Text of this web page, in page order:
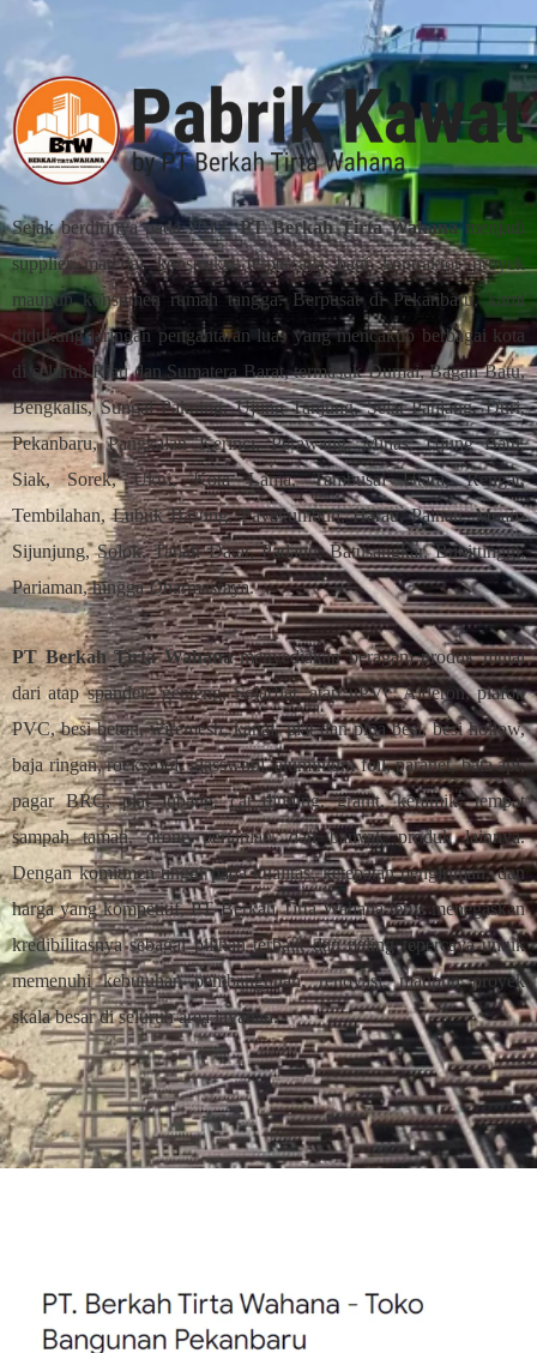
Sejak berdirinya pada 2012,PT Berkah Tirta Wahanamenjadi
supplier material konstruksi terpercaya bagi kontraktor proyek
maupun konsumen rumah tangga. Berpusat di Pekanbaru, kami
didukung jaringan pengantaran luas yang mencakup berbagai kota
di seluruh Riau dan Sumatera Barat, termasuk Dumai, Bagan Batu,
Bengkalis, Sungai Pakning, Ujung Tanjung, Selat Panjang, Duri,
Pekanbaru, Pangkalan Kerinci, Perawang, Minas, Ujung Batu,
Siak, Sorek, Ukui, Kota Lama, Tambusai Utara, Rengat,
Tembilahan, Lubuk Basung, Payakumbuh, Harau, Painan, Muaro
Sijunjung, Solok, Tanah Datar, Padang, Batusangkar, Bukittinggi,
Pariaman, hingga Dharmasraya.
PT Berkah Tirta Wahanamenyediakan beragam produk mulai
dari atap spandek, genteng, Solarflat, atap uPVC Alderon, plafon
PVC, besi beton, wiremesh, kanal, plat dan pipa besi, besi hollow,
baja ringan, rockwool, glasswool, aluminium foil, paranet, bata api,
pagar BRC, plat lubang, cat dinding, granit, keramik, tempat
sampah taman, drone pertanian, dan banyak produk lainnya.
Dengan komitmen tinggi pada kualitas, ketepatan pengiriman, dan
harga yang kompetitif, PT Berkah Tirta Wahana terus menegaskan
kredibilitasnya sebagai pilihan terbaik dan paling tepercaya untuk
memenuhi kebutuhan pembangunan, renovasi, maupun proyek
skala besar di seluruh area layanan.